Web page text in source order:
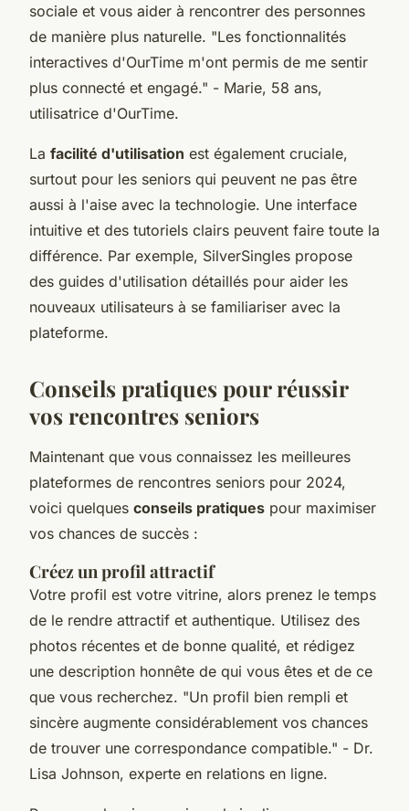
sociale et vous aider à rencontrer des personnes
de manière plus naturelle. "Les fonctionnalités
interactives d'OurTime m'ont permis de me sentir
plus connecté et engagé." - Marie, 58 ans,
utilisatrice d'OurTime.
La facilité d'utilisation est également cruciale,
surtout pour les seniors qui peuvent ne pas être
aussi à l'aise avec la technologie. Une interface
intuitive et des tutoriels clairs peuvent faire toute la
différence. Par exemple, SilverSingles propose
des guides d'utilisation détaillés pour aider les
nouveaux utilisateurs à se familiariser avec la
plateforme.
Conseils pratiques pour réussir
vos rencontres seniors
Maintenant que vous connaissez les meilleures
plateformes de rencontres seniors pour 2024,
voici quelques conseils pratiques pour maximiser
vos chances de succès :
Créez un profil attractif
Votre profil est votre vitrine, alors prenez le temps
de le rendre attractif et authentique. Utilisez des
photos récentes et de bonne qualité, et rédigez
une description honnête de qui vous êtes et de ce
que vous recherchez. "Un profil bien rempli et
sincère augmente considérablement vos chances
de trouver une correspondance compatible." - Dr.
Lisa Johnson, experte en relations en ligne.